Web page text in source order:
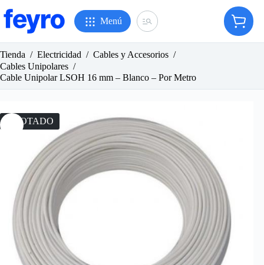
al
contenido
Menú
Carro
de
Tienda / Electricidad / Cables y Accesorios /
Cables Unipolares /
Cable Unipolar LSOH 16 mm – Blanco – Por Metro
AGOTADO